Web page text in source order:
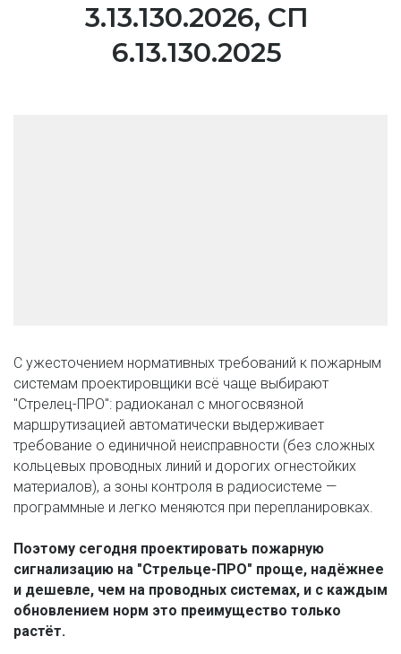
3.13.130.2026, СП
6.13.130.2025
C ужесточением нормативных требований к пожарным
системам проектировщики всё чаще выбирают
"Стрелец-ПРО": радиоканал с многосвязной
маршрутизацией автоматически выдерживает
требование о единичной неисправности (без сложных
кольцевых проводных линий и дорогих огнестойких
материалов), а зоны контроля в радиосистеме —
программные и легко меняются при перепланировках.
Поэтому сегодня проектировать пожарную
сигнализацию на "Стрельце-ПРО" проще, надёжнее
и дешевле, чем на проводных системах, и с каждым
обновлением норм это преимущество только
растёт.